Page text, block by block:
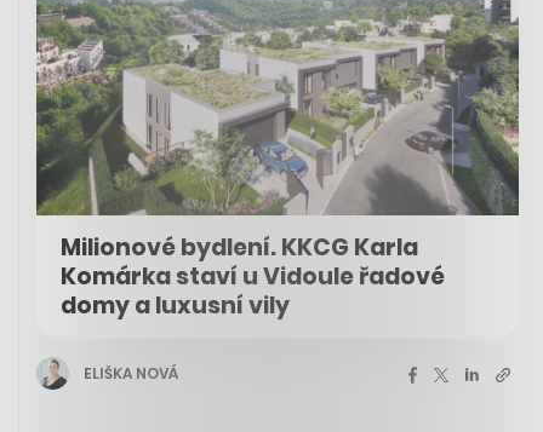
Milionové bydlení. KKCG Karla
Komárka staví u Vidoule řadové
domy a luxusní vily
ELIŠKA NOVÁ